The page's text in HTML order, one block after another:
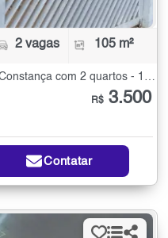
2 vagas 105 m²
Casa Térrea para Alugar na Vila Constança com 2 quartos - 105 m²
R$ 3.500
Contatar